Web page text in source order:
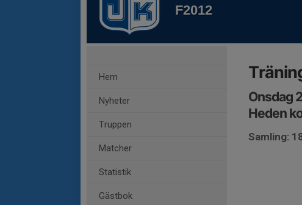
F2012
Hem
Nyheter
Truppen
Matcher
Statistik
Gästbok
Onsdag
Heden
Samling: